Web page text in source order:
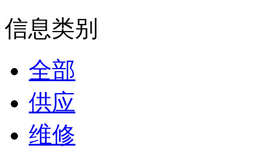
信息类别
全部
供应
维修